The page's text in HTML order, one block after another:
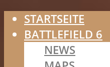
STARTSEITE
BATTLEFIELD 6
NEWS